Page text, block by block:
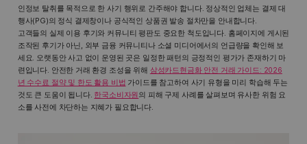
인정보 탈취를 목적으로 한 사기 행위로 간주해야 합니다. 정상적인 업체는 결제 대
행사(PG)의 정식 결제창이나 공식적인 상품권 발송 절차만을 안내합니다.
고객들의 실제 이용 후기와 커뮤니티 평판도 중요한 척도입니다. 홈페이지에 게시된
조작된 후기가 아닌, 외부 금융 커뮤니티나 소셜 미디어에서의 언급량을 확인해 보
세요. 오랫동안 사고 없이 운영된 곳은 일정한 패턴의 긍정적인 평가가 존재하기 마
련입니다. 안전한 거래 환경 조성을 위해 삼성카드현금화 안전 거래 가이드: 2026
년 수수료 절약 및 한도 활용 비법 가이드를 참고하여 사기 유형을 미리 학습해 두는
것도 큰 도움이 됩니다. 한국소비자원 의 피해 구제 사례를 살펴보며 유사한 위험 요
소를 사전에 차단하는 지혜가 필요합니다.